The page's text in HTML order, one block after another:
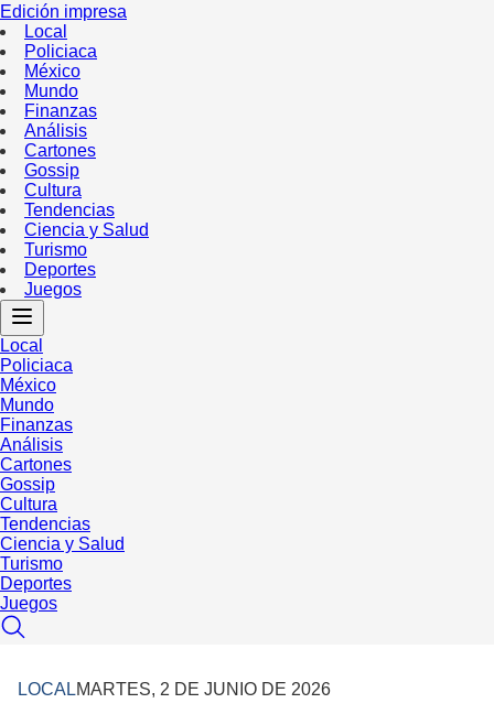
Edición impresa
Local
Policiaca
México
Mundo
Finanzas
Análisis
Cartones
Gossip
Cultura
Tendencias
Ciencia y Salud
Turismo
Deportes
Juegos
Local
Policiaca
México
Mundo
Finanzas
Análisis
Cartones
Gossip
Cultura
Tendencias
Ciencia y Salud
Turismo
Deportes
Juegos
LOCALMARTES, 2 DE JUNIO DE 2026